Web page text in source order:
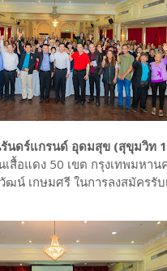
ดร์แกรนด์ อุดมสุข (สุขุมวิท
สื้อแดง 50 เขต กรุงเทพมหา
น์ เกษมศรี ในการลงสมัครรับ